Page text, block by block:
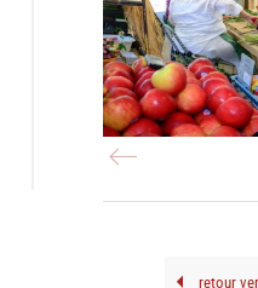
retour